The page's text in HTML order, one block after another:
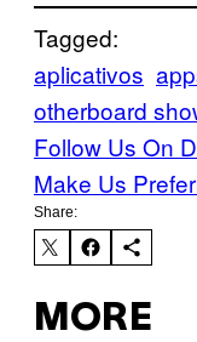
Tagged:
aplicativos
otherboard
Follow Us On
Make Us
Share:
MORE